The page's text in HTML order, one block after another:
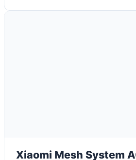
Xiaomi Mesh System